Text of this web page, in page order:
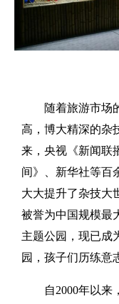
随着旅游市场
高，博大精深的杂
来，央视《新闻联
间》、新华社等百
大大提升了杂技大
被誉为中国规模最
主题公园，现已成
园，孩子们历练意
自2000年以来